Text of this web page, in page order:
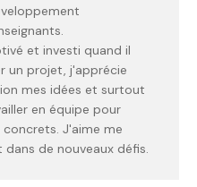
et investi quand il
un projet, j'apprécie
mes idées et surtout
en équipe pour
J'aime me
de nouveaux défis.